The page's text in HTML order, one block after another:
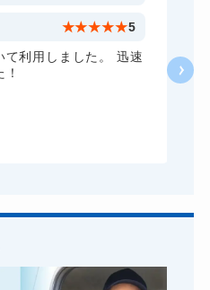
11,000円～(税込)
10,780円～(税込)
11,000円～(税込)
★★★★★5
て利用しました。 迅速